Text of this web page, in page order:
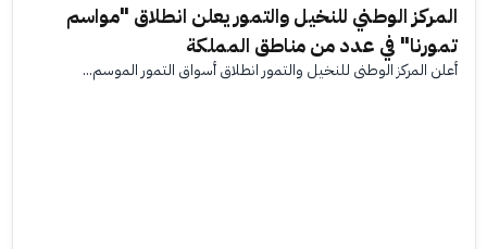
المركز الوطني للنخيل والتمور يعلن انطلاق "مواسم
تمورنا" في عدد من مناطق المملكة
أعلن المركز الوطني للنخيل والتمور انطلاق أسواق التمور الموسم...